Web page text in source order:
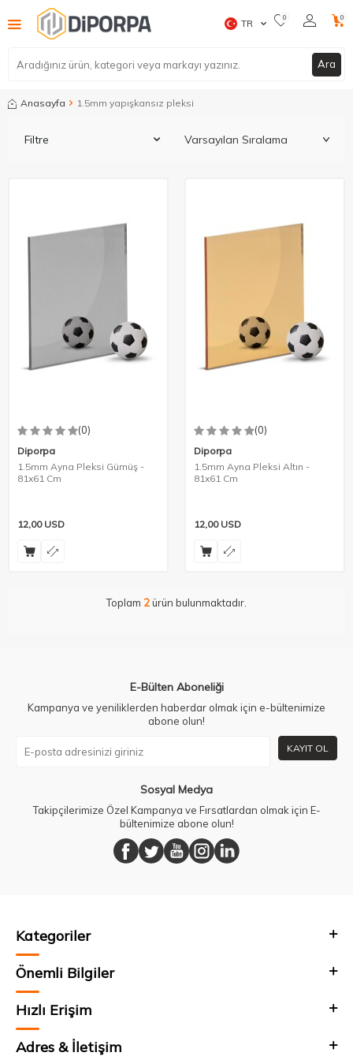
Ara
TR 0 0
Anasayfa 1.5mm yapışkansız pleksi
Filtre
(0)
Diporpa
1.5mm Ayna Pleksi Gümüş -
81x61 Cm
12,00USD
(0)
Diporpa
1.5mm Ayna Pleksi Altın -
81x61 Cm
12,00USD
Toplam 2ürün bulunmaktadır.
E-Bülten Aboneliği
Kampanya ve yeniliklerden haberdar olmak için e-bültenimize
abone olun!
KAYIT OL
Sosyal Medya
Takipçilerimize Özel Kampanya ve Fırsatlardan olmak için E-
bültenimize abone olun!
Kategoriler
Önemli Bilgiler
Hızlı Erişim
Adres & İletişim